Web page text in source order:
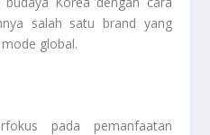
salah satu brand yang
global.
pada pemanfaatan